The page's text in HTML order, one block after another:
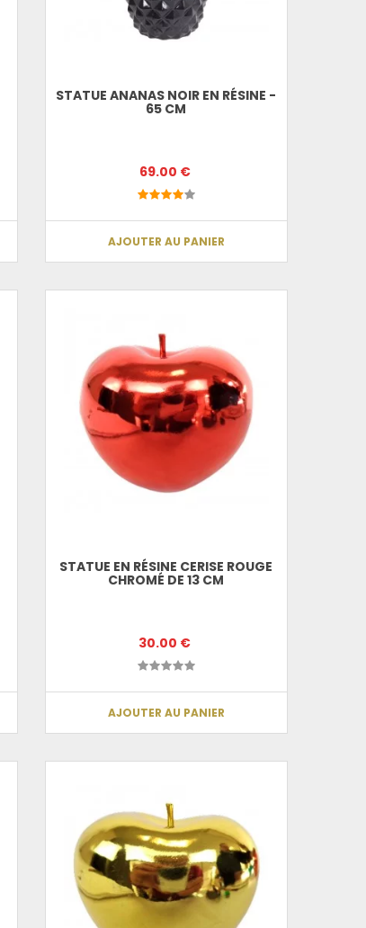
STATUE ANANAS NOIR EN RÉSINE -
65 CM
69.00 €
AJOUTER AU PANIER
STATUE EN RÉSINE CERISE ROUGE
CHROMÉ DE 13 CM
30.00 €
AJOUTER AU PANIER